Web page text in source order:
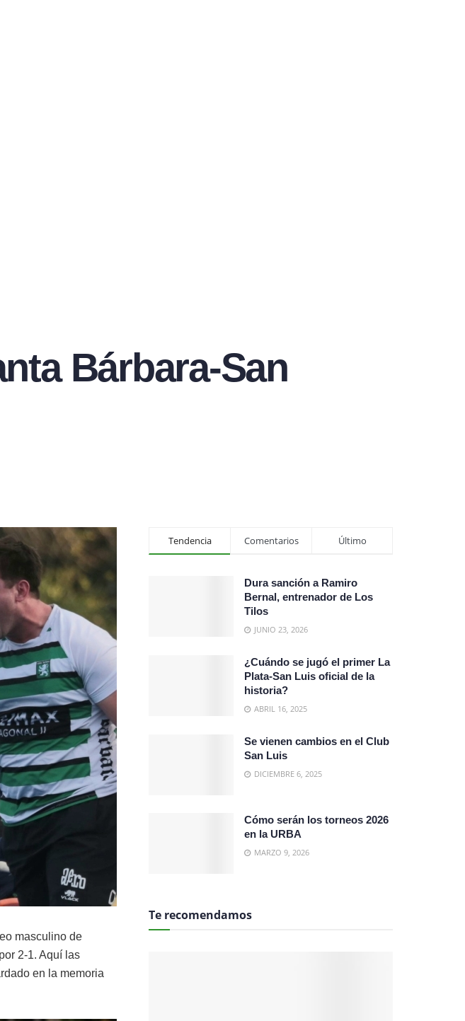
Bárbara-San
masculino de
2-1. Aquí las
en la memoria
Tendencia Comentarios Último
Dura sanción a Ramiro
Bernal, entrenador de Los
Tilos
JUNIO 23, 2026
¿Cuándo se jugó el primer La
Plata-San Luis oficial de la
historia?
ABRIL 16, 2025
Se vienen cambios en el Club
San Luis
DICIEMBRE 6, 2025
Cómo serán los torneos 2026
en la URBA
MARZO 9, 2026
Te recomendamos